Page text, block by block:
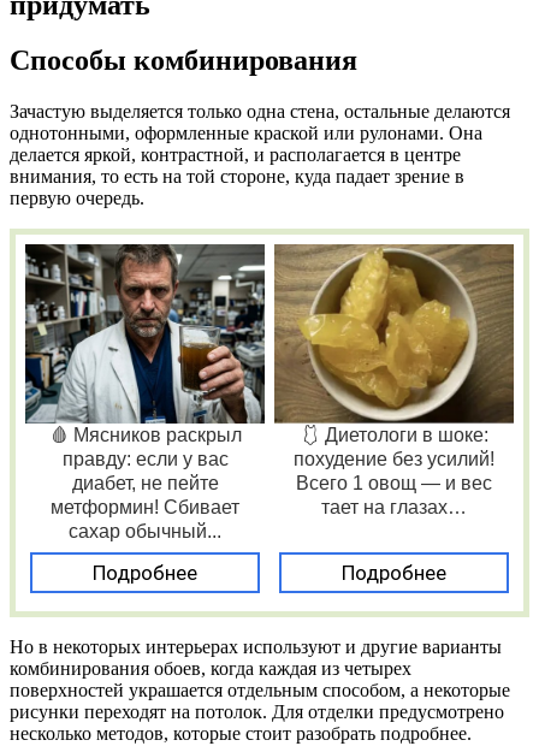
Способы комбинирования
Зачастую выделяется только одна стена, остальные делаются
однотонными, оформленные краской или рулонами. Она
делается яркой, контрастной, и располагается в центре
внимания, то есть на той стороне, куда падает зрение в
первую очередь.
🩸 Мясников раскрыл
правду: если у вас
диабет, не пейте
метформин! Сбивает
сахар обычный...
Подробнее
🩱 Диетологи в шоке:
похудение без усилий!
Всего 1 овощ — и вес
тает на глазах…
Подробнее
Но в некоторых интерьерах используют и другие варианты
комбинирования обоев, когда каждая из четырех
поверхностей украшается отдельным способом, а некоторые
рисунки переходят на потолок. Для отделки предусмотрено
несколько методов, которые стоит разобрать подробнее.